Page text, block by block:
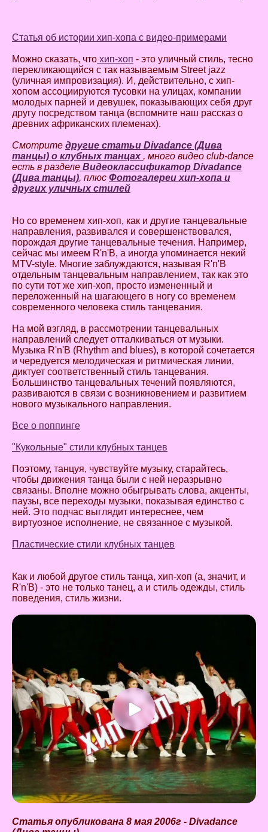
Статья об истории хип-хопа с видео-примерами
Можно сказать, что хип-хоп - это уличный стиль, тесно
перекликающийся с так называемым Street jazz
(уличная импровизация). И, действительно, с хип-
хопом ассоциируются тусовки на улицах, компании
молодых парней и девушек, показывающих себя друг
другу посредством танца (вспомните наш рассказ о
древних африканских племенах).
Смотрите другие статьи Divadance (Дива
танцы) о клубных танцах , много видео club-dance
есть в разделе Видеоклассификатор Divadance
(Дива танцы), плюс Фотогалереи хип-хопа и
других уличных стилей
Но со временем хип-хоп, как и другие танцевальные
направления, развивался и совершенствовался,
порождая другие танцевальные течения. Например,
сейчас мы имеем R'n'B, а иногда упоминается некий
MTV-style. Многие заблуждаются, называя R'n'B
отдельным танцевальным направлением, так как это
по сути тот же хип-хоп, просто измененный и
переложенный на шагающего в ногу со временем
современного человека стиль танцевания.
На мой взгляд, в рассмотрении танцевальных
направлений следует отталкиваться от музыки.
Музыка R'n'B (Rhythm and blues), в которой сочетается
и чередуется мелодическая и ритмическая линии,
диктует соответственный стиль танцевания.
Большинство танцевальных течений появляются,
развиваются в связи с возникновением и развитием
нового музыкального направления.
Все о поппинге
"Кукольные" стили клубных танцев
Поэтому, танцуя, чувствуйте музыку, старайтесь,
чтобы движения танца были с ней неразрывно
связаны. Вполне можно обыгрывать слова, акценты,
паузы, все переходы музыки, показывая единство с
ней. Это подчас выглядит интереснее, чем
виртуозное исполнение, не связанное с музыкой.
Пластические стили клубных танцев
Как и любой другое стиль танца, хип-хоп (а, значит, и
R'n'B) - это не только танец, а и стиль одежды, стиль
поведения, стиль жизни.
Статья опубликована 8 мая 2006г - Divadance